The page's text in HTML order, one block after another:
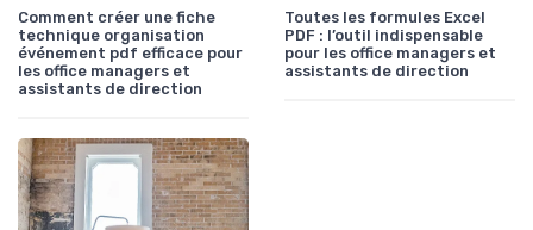
Comment créer une fiche
technique organisation
événement pdf efficace pour
les office managers et
assistants de direction
Toutes les formules Excel
PDF : l’outil indispensable
pour les office managers et
assistants de direction